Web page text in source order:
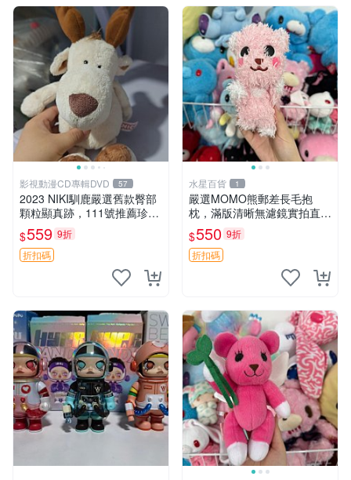
影視動漫CD專輯DVD 57
2023 NIKI馴鹿嚴選舊款臀部
顆粒顯真跡，111號推薦珍藏
品 馴鹿 舊款 尾巴顆粒
$559 9折
折扣碼
水星百貨 1
嚴選MOMO熊郵差長毛抱
枕，滿版清晰無濾鏡實拍直
銷。每周新品到貨，不容錯
過！ 郵差熊 長毛 抱枕
$550 9折
折扣碼